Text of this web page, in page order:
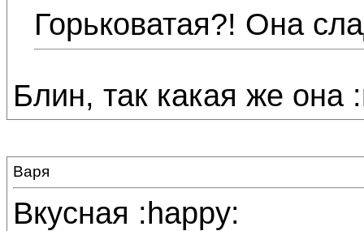
Горьковатая?! Она
Блин, так какая же она
Варя
Вкусная :happy: